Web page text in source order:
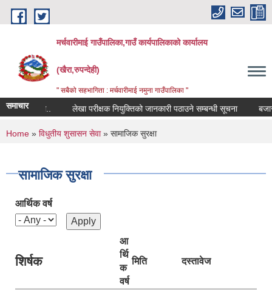
Skip to main content
मर्चवारीमाई गाउँपालिका,गाउँ कार्यपालिकाको कार्यालय
(खैरा,रुपन्देही)
" सबैको सहभागिता : मर्चवारीमाई नमुना गाउँपालिका "
समाचार
सूचना.. लेखा परीक्षक नियुक्तिको जानकारी पठाउने सम्बन्धी सूचना बजार
You are here
Home » विधुतीय शुसासन सेवा» सामाजिक सुरक्षा
सामाजिक सुरक्षा
आर्थिक वर्ष
शिर्षक
आ
र्थि
क
वर्ष
मिति दस्तावेज